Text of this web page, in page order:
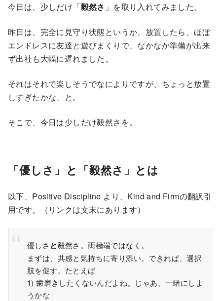
今日は、少しだけ「毅然さ 」を取り入れてみました。
昨日は、完全に見守り状態というか、放置したら、ほぼ
エンドレスに友達と遊びまくりで、なかなか準備が出来
ず出社も大幅に遅れました。
それはそれで楽しそうでなによりですが、ちょっと放置
しすぎたかな、と。
そこで、今日は少しだけ毅然さを。
「優しさ」と「毅然さ」とは
以下、Positive Discipline より、Kind and Firmの翻訳引
用です。（リンクは文末にあります）
優しさ と毅然さ。両極端ではなく。
まずは、共感と気持ちに寄り添い。できれば、選択
肢を促す。たとえば
1) 歯磨きしたくないんだよね。じゃあ、一緒にしよ
うかな